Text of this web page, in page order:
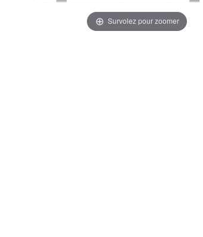
Survolez pour zoomer